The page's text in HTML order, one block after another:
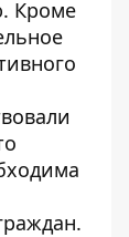
Кроме